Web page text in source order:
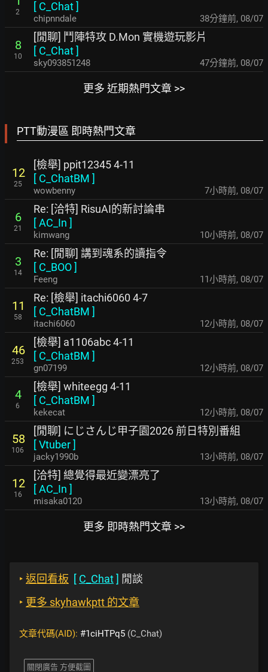
2
[ C_Chat]
chipnndale 38分鐘前, 08/07
8
10
[閒聊] 鬥陣特攻 D.Mon 實機遊玩影片
[ C_Chat]
sky093851248 47分鐘前, 08/07
更多 近期熱門文章 >>
PTT動漫區 即時熱門文章
12
25
[檢舉] ppit12345 4-11
[ C_ChatBM ]
wowbenny 7小時前, 08/07
6
21
Re: [洽特] RisuAI的新討論串
[AC_In ]
kimwang 10小時前, 08/07
3
14
Re: [閒聊] 講到魂系的讀指令
[ C_BOO]
Feeng 11小時前, 08/07
11
58
Re: [檢舉] itachi6060 4-7
[ C_ChatBM ]
itachi6060 12小時前, 08/07
46
253
[檢舉] a1106abc 4-11
[ C_ChatBM ]
gn07199 12小時前, 08/07
4
6
[檢舉] whiteegg 4-11
[ C_ChatBM ]
kekecat 12小時前, 08/07
58
106
[閒聊] にじさんじ甲子園2026 前日特別番組
[Vtuber]
jacky1990b 13小時前, 08/07
12
16
[洽特] 總覺得最近變漂亮了
[AC_In ]
misaka0120 13小時前, 08/07
更多 即時熱門文章 >>
‣ 返回看板 [ C_Chat] 閒談
‣ 更多 skyhawkptt 的文章
文章代碼(AID): #1ciHTPq5 (C_Chat)
關閉廣告 方便截圖